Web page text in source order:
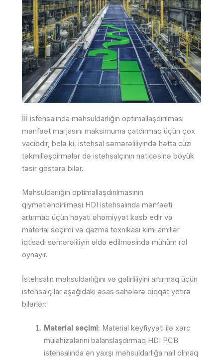
İİİ istehsalında məhsuldarlığın optimallaşdırılması
mənfəət marjasını maksimuma çatdırmaq üçün çox
vacibdir, belə ki, istehsal səmərəliliyində hətta cüzi
təkmilləşdirmələr də istehsalçının nəticəsinə böyük
təsir göstərə bilər.
Məhsuldarlığın optimallaşdırılmasının
qiymətləndirilməsi HDI istehsalında mənfəəti
artırmaq üçün həyati əhəmiyyət kəsb edir və
material seçimi və qazma texnikası kimi amillər
iqtisadi səmərəliliyin əldə edilməsində mühüm rol
oynayır.
İstehsalın məhsuldarlığını və gəlirliliyini artırmaq üçün
istehsalçılar aşağıdakı əsas sahələrə diqqət yetirə
bilərlər:
Material seçimi: Material keyfiyyəti ilə xərc
mülahizələrini balanslaşdırmaq HDI PCB
istehsalında ən yaxşı məhsuldarlığa nail olmaq